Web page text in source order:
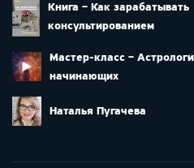
Книга – Как зарабатывать
консультированием
Мастер-класс –
начинающих
Наталья Пугачева